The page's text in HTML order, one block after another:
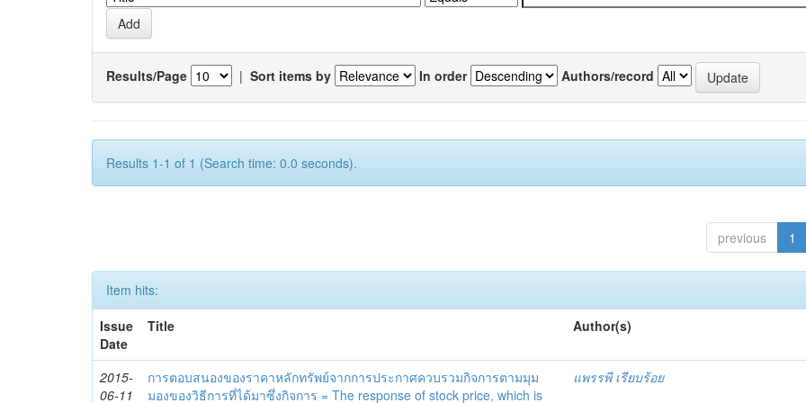
Results/Page | Sort items by In order Authors/record
Results 1-1 of 1 (Search time: 0.0 seconds).
previous 1
Item hits:
Issue
Date
Title Author(s)
2015-
06-11
การตอบสนองของราคาหลักทรัพย์จากการประกาศควบรวมกิจการตามมุม
มองของวิธีการที่ได้มาซึ่งกิจการ = The response of stock price, which is
แพรรพี เรียบร้อย